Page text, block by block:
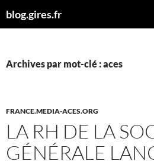
aublog.gires.fr
Archives par mot-clé : aces
FRANCE.MEDIA-ACES.ORG
LA RH DE LA
GÉNÉRALE